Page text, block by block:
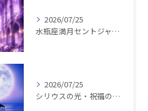
2026/07/25
水瓶座満月セントジャーメインGSVF遠隔お知らせ
2026/07/25
シリウスの光・祝福の波動チャージ遠隔お知らせ〜銀河新年〜